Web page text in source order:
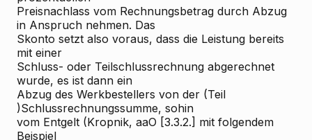
Preisnachlass vom Rechnungsbetrag durch Abzug
in Anspruch nehmen. Das
Skonto setzt also voraus, dass die Leistung bereits
mit einer
Schluss- oder Teilschlussrechnung abgerechnet
wurde, es ist dann ein
Abzug des Werkbestellers von der (Teil
)Schlussrechnungssumme, sohin
vom Entgelt (Kropnik, aaO [3.3.2.] mit folgendem
Beispiel